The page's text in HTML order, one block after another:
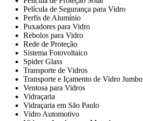
Película de Segurança para Vidro
Perfis de Alumínio
Puxadores para Vidro
Rebolos para Vidro
Rede de Proteção
Sistema Fotovoltaico
Spider Glass
Transporte de Vidros
Transporte e Içamento de Vidro Jumbo
Ventosa para Vidros
Vidraçaria
Vidraçaria em São Paulo
Vidro Automotivo